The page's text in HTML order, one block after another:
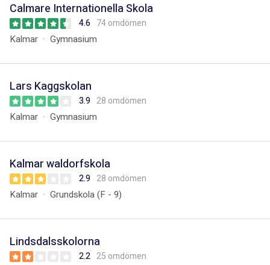
Calmare Internationella Skola
4.6 74 omdömen
Kalmar Gymnasium
Lars Kaggskolan
3.9 28 omdömen
Kalmar Gymnasium
Kalmar waldorfskola
2.9 28 omdömen
Kalmar Grundskola (F - 9)
Lindsdalsskolorna
2.2 25 omdömen